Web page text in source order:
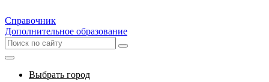
Справочник
Дополнительное образование
Выбрать город